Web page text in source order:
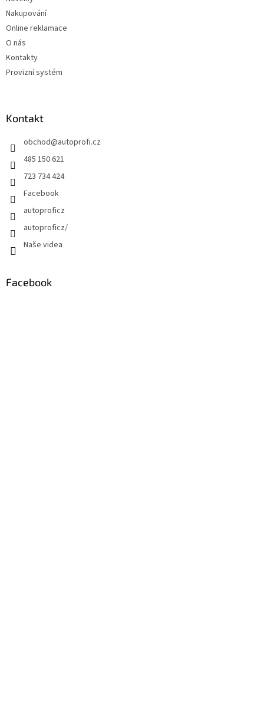
Nakupování
Online reklamace
O nás
Kontakty
Provizní systém
Kontakt
obchod@autoprofi.cz
485 150 621
723 734 424
Facebook
autoproficz
autoproficz/
Naše videa
Facebook